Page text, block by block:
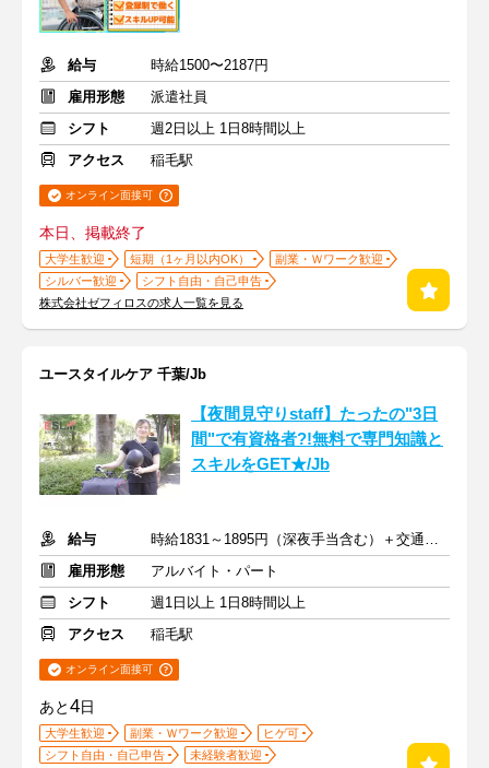
給与
時給1500〜2187円
雇用形態
派遣社員
シフト
週2日以上 1日8時間以上
アクセス
稲毛駅
オンライン面接可
本日、掲載終了
大学生歓迎 短期（1ヶ月以内OK）
副業・Ｗワーク歓迎
シルバー歓迎
シフト自由・自己申告
株式会社ゼフィロスの求人一覧を見る
ユースタイルケア 千葉/Jb
【夜間見守りstaff】たったの"3日
間"で有資格者?!無料で専門知識と
スキルをGET★/Jb
給与
時給1831～1895円（深夜手当含む）＋交通費支給
雇用形態
アルバイト・パート
シフト
週1日以上 1日8時間以上
アクセス
稲毛駅
オンライン面接可
あと4日
大学生歓迎 副業・Ｗワーク歓迎
ヒゲ可
シフト自由・自己申告
未経験者歓迎